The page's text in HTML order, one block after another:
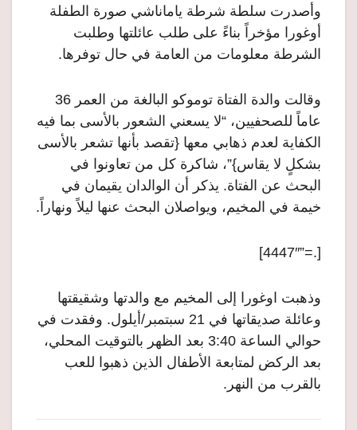
وأصدرت سلطة شرطة ياماناشي صورة الطفلة
أوغورا مؤخراً بناءً على طلب عائلتها وطلبت
الشرطة معلومات من العامة في حال توفرها.
وقالت والدة الفتاة توموكو البالغة من العمر 36
عاماً للصحفيين، “لا يسعني الشعور بالأسى بما فيه
الكفاية لعدم ذهابي معها {تقصد بأنها تشعر بالأسى
بشكلٍ لا يقاس}”، شاكرة كل من تعاونوا في
البحث عن الفتاة. يذكر أن الوالدان يقيمان في
خيمة في المخيم، ويواصلان البحث عنها ليلاً ونهاراً.
[.=”4447″]
وذهبت اوغورا إلى المخيم مع والدتها وشقيقتها
وعائلة صديقاتها في 21 سبتمبر/أيلول. وفقدت في
حوالي الساعة 3:40 بعد الظهر بالتوقيت المحلي،
بعد الركض لمتابعة الأطفال الذين ذهبوا للعب
بالقرب من النهر.